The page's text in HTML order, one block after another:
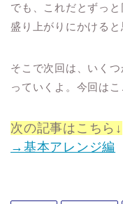
でも、これだとずっ
盛り上がりにかけると
そこで次回は、いく
っていくよ。 今回はこ
次の記事はこちら↓
→基本アレンジ編